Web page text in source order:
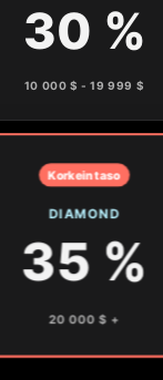
30 %
10 000 $ - 19 999 $
Korkein taso
DIAMOND
35 %
20 000 $ +